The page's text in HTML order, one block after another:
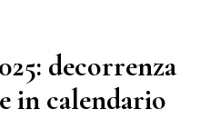
decorrenza
in calendario